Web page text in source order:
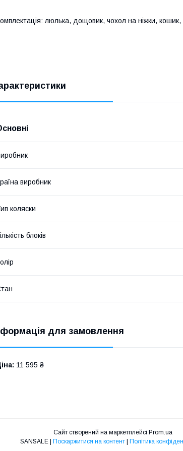
люлька, дощовик, чохол на ніжки,
виробник
коляски
блоків
для замовлення
11 595 ₴
Сайт створений на маркетплейсі Prom.ua
Поскаржитися на контент Політика